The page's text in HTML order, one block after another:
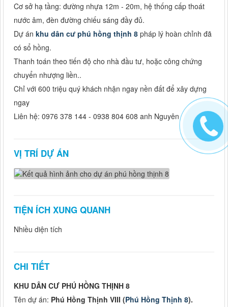
Cơ sở hạ tầng: đường nhựa 12m - 20m, hệ thống cấp thoát
nước âm, đèn đường chiếu sáng đầy đủ.
Dự án khu dân cư phú hồng thịnh 8 pháp lý hoàn chỉnh đã
có sổ hồng.
Thanh toán theo tiến độ cho nhà đầu tư, hoặc công chứng
chuyển nhượng liền..
Chỉ với 600 triệu quý khách nhận ngay nền đất để xây dựng
ngay
Liên hệ: 0976 378 144 - 0938 804 608 anh Nguyên
VỊ TRÍ DỰ ÁN
TIỆN ÍCH XUNG QUANH
Nhiều diện tích
CHI TIẾT
KHU DÂN CƯ PHÚ HỒNG THỊNH 8
Tên dự án: Phú Hồng Thịnh VIII (Phú Hồng Thịnh 8).